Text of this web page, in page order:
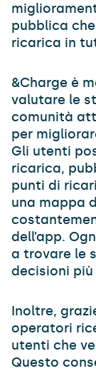
pubblica
ricarica in
&Charge è
valutare le
comunità
per
Gli utenti
ricarica,
punti di
una mappa
dell’app.
a trovare le
decisioni
Inoltre,
operatori
utenti che
Questo